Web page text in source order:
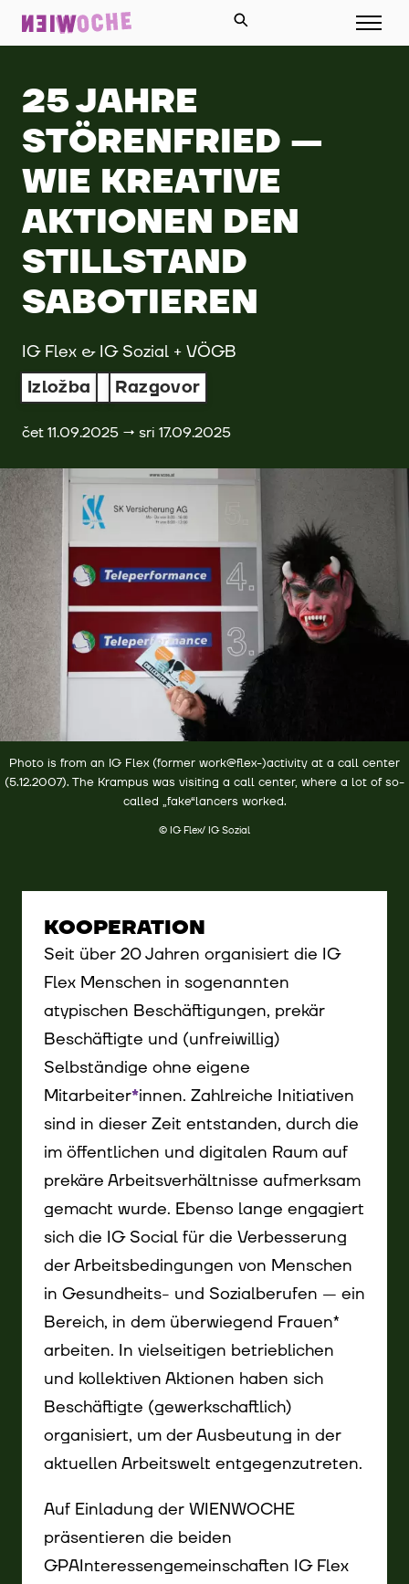
25 JAHRE
STÖRENFRIED —
WIE KREATIVE
AKTIONEN DEN
STILLSTAND
SABOTIEREN
IG Flex & IG Sozial + VÖGB
Izložba Razgovor
čet 11.09.2025 → sri 17.09.2025
Photo is from an IG Flex (former work@flex-)activity at a call center
(5.12.2007). The Krampus was visiting a call center, where a lot of so-
called „fake“lancers worked.
© IG Flex/ IG Sozial
KOOPERATION
Seit über 20 Jahren organisiert die IG
Flex Menschen in sogenannten
atypischen Beschäftigungen, prekär
Beschäftigte und (unfreiwillig)
Selbständige ohne eigene
Mitarbeiter*innenInnen
. Zahlreiche Initiativen
sind in dieser Zeit entstanden, durch die
im öffentlichen und digitalen Raum auf
prekäre Arbeitsverhältnisse aufmerksam
gemacht wurde. Ebenso lange engagiert
sich die IG Social für die Verbesserung
der Arbeitsbedingungen von Menschen
in Gesundheits- und Sozialberufen — ein
Bereich, in dem überwiegend Frauen*
arbeiten. In vielseitigen betrieblichen
und kollektiven Aktionen haben sich
Beschäftigte (gewerkschaftlich)
organisiert, um der Ausbeutung in der
aktuellen Arbeitswelt entgegenzutreten.
Auf Einladung der WIENWOCHE
präsentieren die beiden
GPAInteressengemeinschaften IG Flex